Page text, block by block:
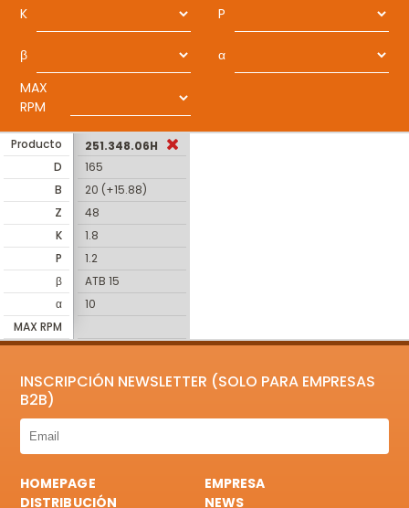
K P
β
α
MAX
RPM
Producto
D
B
Z
K
P
β
α
MAX RPM
251.348.06H
165
20 (+15.88)
48
1.8
1.2
ATB 15
10
INSCRIPCIÓN NEWSLETTER (SOLO PARA EMPRESAS
B2B)
HOMEPAGE
EMPRESA
DISTRIBUCIÓN
NEWS